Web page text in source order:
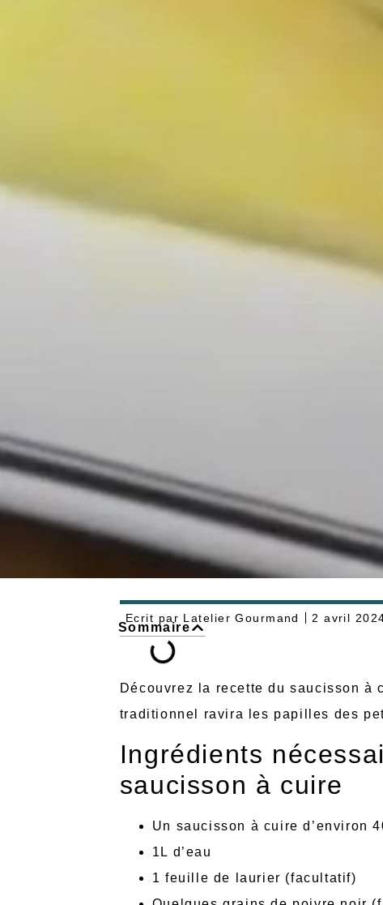
Ecrit par Latelier Gourmand 2 avril
Sommaire
Découvrez la recette du saucisson
traditionnel ravira les papilles des
Ingrédients
saucisson à cuire
Un saucisson à cuire d’environ
1L d’eau
1 feuille de laurier (facultatif)